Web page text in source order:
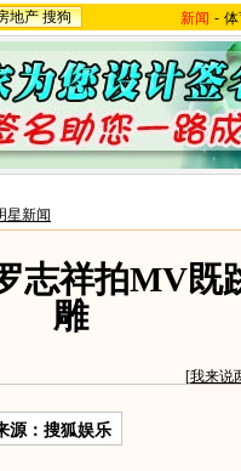
地产 搜狗 新闻 -
星新闻
志祥拍MV既
雕
[我来说
源：搜狐娱乐